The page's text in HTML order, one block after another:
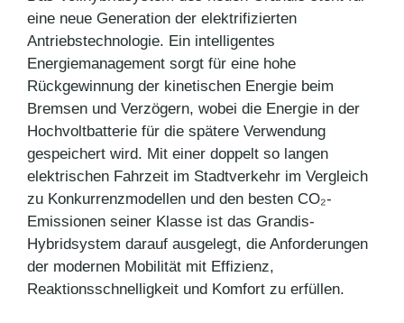
eine neue Generation der elektrifizierten
Antriebstechnologie. Ein intelligentes
Energiemanagement sorgt für eine hohe
Rückgewinnung der kinetischen Energie beim
Bremsen und Verzögern, wobei die Energie in der
Hochvoltbatterie für die spätere Verwendung
gespeichert wird. Mit einer doppelt so langen
elektrischen Fahrzeit im Stadtverkehr im Vergleich
zu Konkurrenzmodellen und den besten CO₂-
Emissionen seiner Klasse ist das Grandis-
Hybridsystem darauf ausgelegt, die Anforderungen
der modernen Mobilität mit Effizienz,
Reaktionsschnelligkeit und Komfort zu erfüllen.